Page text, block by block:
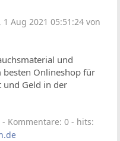
Aug 2021 05:51:24 von
und
Onlineshop für
und Geld in der
- Kommentare: 0 - hits: